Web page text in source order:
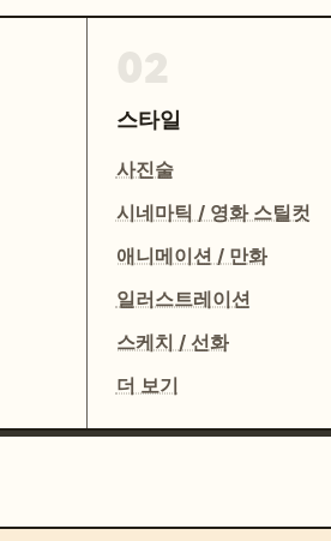
스타일
사진술
시네마틱 / 영화 스틸컷
애니메이션 / 만화
일러스트레이션
스케치 / 선화
더 보기